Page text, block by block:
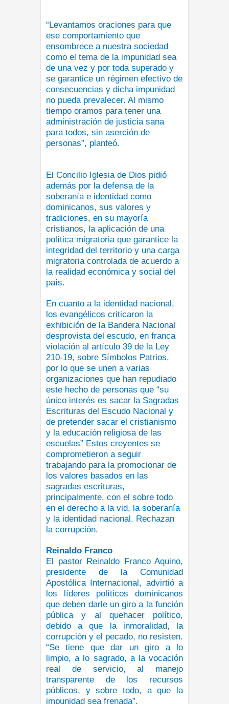
“Levantamos oraciones para que
ese comportamiento que
ensombrece a nuestra sociedad
como el tema de la impunidad sea
de una vez y por toda superado y
se garantice un régimen efectivo de
consecuencias y dicha impunidad
no pueda prevalecer. Al mismo
tiempo oramos para tener una
administración de justicia sana
para todos, sin aserción de
personas”, planteó.
El Concilio Iglesia de Dios pidió
además por la defensa de la
soberanía e identidad como
dominicanos, sus valores y
tradiciones, en su mayoría
cristianos, la aplicación de una
política migratoria que garantice la
integridad del territorio y una carga
migratoria controlada de acuerdo a
la realidad económica y social del
país.
En cuanto a la identidad nacional,
los evangélicos criticaron la
exhibición de la Bandera Nacional
desprovista del escudo, en franca
violación al artículo 39 de la Ley
210-19, sobre Símbolos Patrios,
por lo que se unen a varias
organizaciones que han repudiado
este hecho de personas que “su
único interés es sacar la Sagradas
Escrituras del Escudo Nacional y
de pretender sacar el cristianismo
y la educación religiosa de las
escuelas” Estos creyentes se
comprometieron a seguir
trabajando para la promocionar de
los valores basados en las
sagradas escrituras,
principalmente, con el sobre todo
en el derecho a la vid, la soberanía
y la identidad nacional. Rechazan
la corrupción.
Reinaldo Franco
El pastor Reinaldo Franco Aquino,
presidente de la Comunidad
Apostólica Internacional, advirtió a
los líderes políticos dominicanos
que deben darle un giro a la función
pública y al quehacer político,
debido a que la inmoralidad, la
corrupción y el pecado, no resisten.
“Se tiene que dar un giro a lo
limpio, a lo sagrado, a la vocación
real de servicio, al manejo
transparente de los recursos
públicos, y sobre todo, a que la
impunidad sea frenada”.